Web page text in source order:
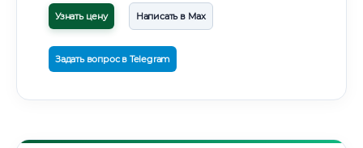
Узнать цену Написать в Max
Задать вопрос в Telegram